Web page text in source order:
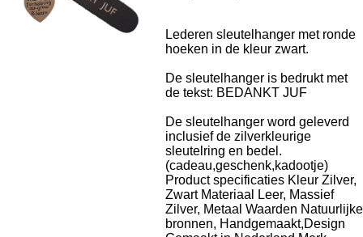
Lederen sleutelhanger met ronde
hoeken in de kleur zwart.
De sleutelhanger is bedrukt met
de tekst: BEDANKT JUF
De sleutelhanger word geleverd
inclusief de zilverkleurige
sleutelring en bedel.
(cadeau,geschenk,kadootje)
Product specificaties Kleur Zilver,
Zwart Materiaal Leer, Massief
Zilver, Metaal Waarden Natuurlijke
bronnen, Handgemaakt,Design